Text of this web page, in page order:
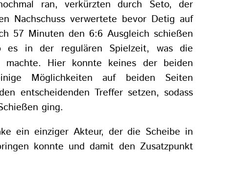
ran, verkürzten durch Seto, der
Nachschuss verwertete bevor Detig auf
57 Minuten den 6:6 Ausgleich schießen
es in der regulären Spielzeit, was die
machte. Hier konnte keines der beiden
Möglichkeiten auf beiden Seiten
entscheidenden Treffer setzen, sodass
ging.
ein einziger Akteur, der die Scheibe in
konnte und damit den Zusatzpunkt